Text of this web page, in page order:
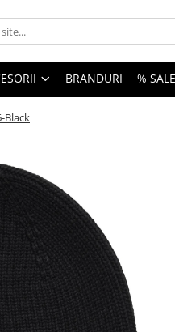
BRANDURI %
Black